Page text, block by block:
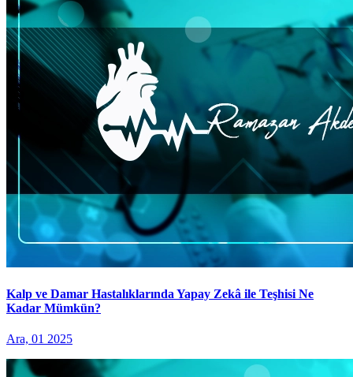
Kalp ve Damar Hastalıklarında Yapay Zekâ ile Teşhisi Ne
Kadar Mümkün?
Ara, 01 2025